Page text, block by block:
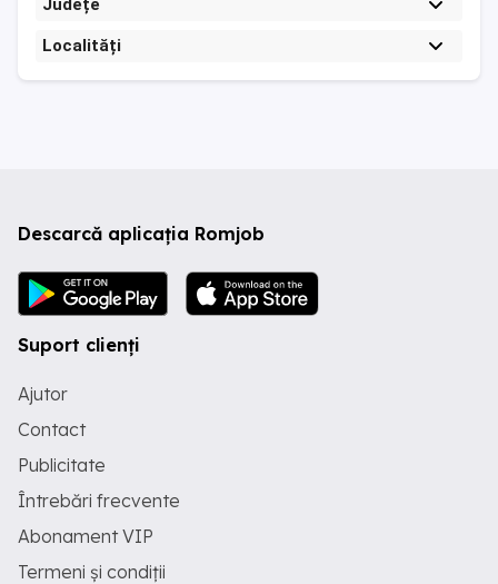
Județe
Localități
Descarcă aplicația Romjob
Suport clienți
Ajutor
Contact
Publicitate
Întrebări frecvente
Abonament VIP
Termeni și condiții